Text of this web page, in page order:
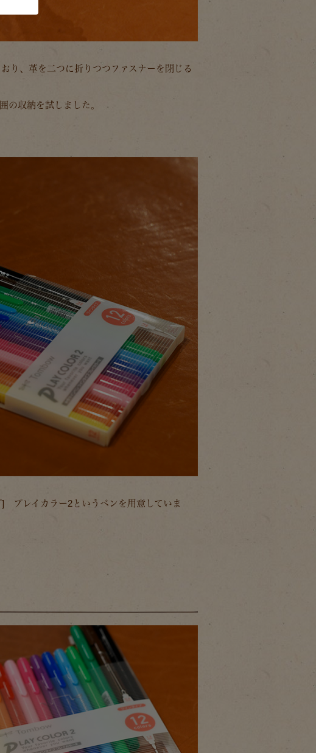
り、革を二つに折りつつファスナーを閉じる
の収納を試しました。
プレイカラー2というペンを用意していま